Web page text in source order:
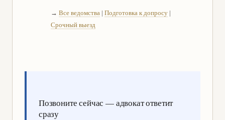
→ Все ведомства | Подготовка к допросу |
Срочный выезд
Позвоните сейчас — адвокат ответит
сразу